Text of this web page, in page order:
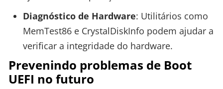
Diagnóstico de Hardware: Utilitários como
MemTest86 e CrystalDiskInfo podem ajudar a
verificar a integridade do hardware.
Prevenindo problemas de Boot
UEFI no futuro